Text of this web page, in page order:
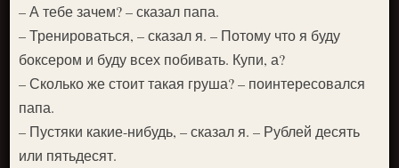
– А тебе зачем? – сказал папа.
– Тренироваться, – сказал я. – Потому что я буду
боксером и буду всех побивать. Купи, а?
– Сколько же стоит такая груша? – поинтересовался
папа.
– Пустяки какие-нибудь, – сказал я. – Рублей десять
или пятьдесят.